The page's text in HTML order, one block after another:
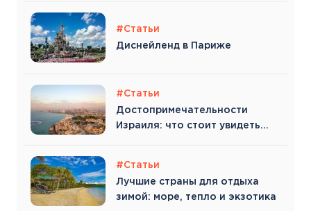
#Статьи
Диснейленд в Париже
#Статьи
Достопримечательности
Израиля: что стоит увидеть
#Статьи
Лучшие страны для отдыха
зимой: море, тепло и экзотика